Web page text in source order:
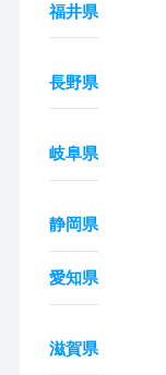
福井県
長野県
岐阜県
静岡県
愛知県
滋賀県